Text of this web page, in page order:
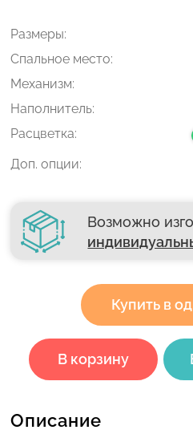
Размеры:
Спальное место:
Механизм:
Наполнитель:
Расцветка:
Доп. опции:
Возможно
Купить в
В корзину
Описание